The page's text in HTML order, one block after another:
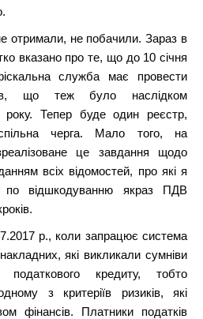
отримали, не побачили. Зараз в
вказано про те, що до 10 січня
служба має провести
що теж було наслідком
року. Тепер буде один реєстр,
черга. Мало того, на
це завдання щодо
всіх відомостей, про які я
по відшкодуванню якраз ПДВ
р., коли запрацює система
які викликали сумніви
кредиту, тобто
з критеріїв ризиків, які
фінансів. Платники податків